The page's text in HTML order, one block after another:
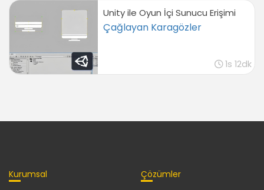
Unity ile Oyun İçi Sunucu Erişimi
Çağlayan Karagözler
1s 12dk
Kurumsal Çözümler